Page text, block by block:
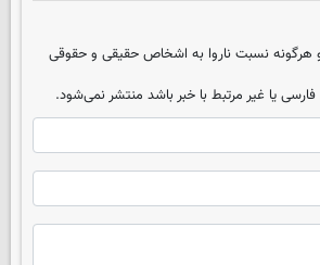
هرگونه نسبت ناروا به اشخاص حقیقی و حقوقی
فارسی یا غیر مرتبط با خبر باشد منتشر نمی‌شود.